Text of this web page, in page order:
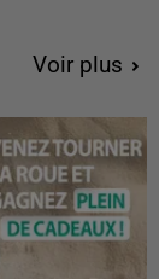
Voir plus